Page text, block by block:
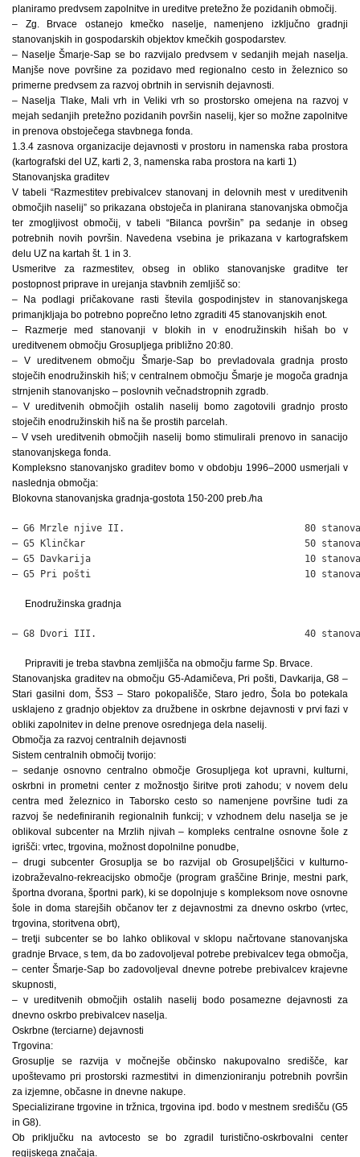
planiramo predvsem zapolnitve in ureditve pretežno že pozidanih območij.
– Zg. Brvace ostanejo kmečko naselje, namenjeno izključno gradnji
stanovanjskih in gospodarskih objektov kmečkih gospodarstev.
– Naselje Šmarje-Sap se bo razvijalo predvsem v sedanjih mejah naselja.
Manjše nove površine za pozidavo med regionalno cesto in železnico so
primerne predvsem za razvoj obrtnih in servisnih dejavnosti.
– Naselja Tlake, Mali vrh in Veliki vrh so prostorsko omejena na razvoj v
mejah sedanjih pretežno pozidanih površin naselij, kjer so možne zapolnitve
in prenova obstoječega stavbnega fonda.
1.3.4 zasnova organizacije dejavnosti v prostoru in namenska raba prostora
(kartografski del UZ, karti 2, 3, namenska raba prostora na karti 1)
Stanovanjska graditev
V tabeli “Razmestitev prebivalcev stanovanj in delovnih mest v ureditvenih
območjih naselij” so prikazana obstoječa in planirana stanovanjska območja
ter zmogljivost območij, v tabeli “Bilanca površin” pa sedanje in obseg
potrebnih novih površin. Navedena vsebina je prikazana v kartografskem
delu UZ na kartah št. 1 in 3.
Usmeritve za razmestitev, obseg in obliko stanovanjske graditve ter
postopnost priprave in urejanja stavbnih zemljišč so:
– Na podlagi pričakovane rasti števila gospodinjstev in stanovanjskega
primanjkljaja bo potrebno poprečno letno zgraditi 45 stanovanjskih enot.
– Razmerje med stanovanji v blokih in v enodružinskih hišah bo v
ureditvenem območju Grosupljega približno 20:80.
– V ureditvenem območju Šmarje-Sap bo prevladovala gradnja prosto
stoječih enodružinskih hiš; v centralnem območju Šmarje je mogoča gradnja
strnjenih stanovanjsko – poslovnih večnadstropnih zgradb.
– V ureditvenih območjih ostalih naselij bomo zagotovili gradnjo prosto
stoječih enodružinskih hiš na še prostih parcelah.
– V vseh ureditvenih območjih naselij bomo stimulirali prenovo in sanacijo
stanovanjskega fonda.
Kompleksno stanovanjsko graditev bomo v obdobju 1996–2000 usmerjali v
naslednja območja:
Blokovna stanovanjska gradnja-gostota 150-200 preb./ha
– G6 Mrzle njive II.                                80
– G5 Klinčkar                                       50
– G5 Davkarija                                      10
– G5 Pri pošti                                      10
Enodružinska gradnja
– G8 Dvori III.                                     40
Pripraviti je treba stavbna zemljišča na območju farme Sp. Brvace.
Stanovanjska graditev na območju G5-Adamičeva, Pri pošti, Davkarija, G8 –
Stari gasilni dom, ŠS3 – Staro pokopališče, Staro jedro, Šola bo potekala
usklajeno z gradnjo objektov za družbene in oskrbne dejavnosti v prvi fazi v
obliki zapolnitev in delne prenove osrednjega dela naselij.
Območja za razvoj centralnih dejavnosti
Sistem centralnih območij tvorijo:
– sedanje osnovno centralno območje Grosupljega kot upravni, kulturni,
oskrbni in prometni center z možnostjo širitve proti zahodu; v novem delu
centra med železnico in Taborsko cesto so namenjene površine tudi za
razvoj še nedefiniranih regionalnih funkcij; v vzhodnem delu naselja se je
oblikoval subcenter na Mrzlih njivah – kompleks centralne osnovne šole z
igrišči: vrtec, trgovina, možnost dopolnilne ponudbe,
– drugi subcenter Grosuplja se bo razvijal ob Grosupeljščici v kulturno-
izobraževalno-rekreacijsko območje (program graščine Brinje, mestni park,
športna dvorana, športni park), ki se dopolnjuje s kompleksom nove osnovne
šole in doma starejših občanov ter z dejavnostmi za dnevno oskrbo (vrtec,
trgovina, storitvena obrt),
– tretji subcenter se bo lahko oblikoval v sklopu načrtovane stanovanjska
gradnje Brvace, s tem, da bo zadovoljeval potrebe prebivalcev tega območja,
– center Šmarje-Sap bo zadovoljeval dnevne potrebe prebivalcev krajevne
skupnosti,
– v ureditvenih območjih ostalih naselij bodo posamezne dejavnosti za
dnevno oskrbo prebivalcev naselja.
Oskrbne (terciarne) dejavnosti
Trgovina:
Grosuplje se razvija v močnejše občinsko nakupovalno središče, kar
upoštevamo pri prostorski razmestitvi in dimenzioniranju potrebnih površin
za izjemne, občasne in dnevne nakupe.
Specializirane trgovine in tržnica, trgovina ipd. bodo v mestnem središču (G5
in G8).
Ob priključku na avtocesto se bo zgradil turistično-oskrbovalni center
regijskega značaja.